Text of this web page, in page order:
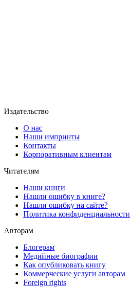
Издательство
О нас
Наши импринты
Контакты
Корпоративным клиентам
Читателям
Наши книги
Нашли ошибку в книге?
Нашли ошибку на сайте?
Политика конфиденциальности
Авторам
Блогерам
Медийные биографии
Как опубликовать книгу
Коммерческие услуги авторам
Foreign rights